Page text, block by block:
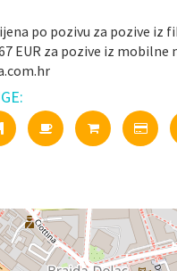
po pozivu za pozive iz
EUR za pozive iz mobilne